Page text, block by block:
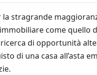
la stragrande
come quello
di opportunità
di una casa all’asta